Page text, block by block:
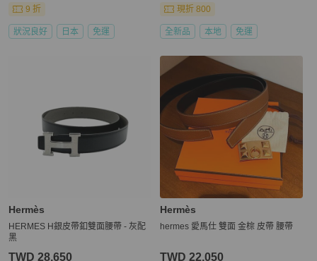
9 折
狀況良好 日本 免運
現折 800
全新品 本地 免運
Hermès
HERMES H銀皮帶釦雙面腰帶 - 灰配
黑
TWD 28,650
Hermès
hermes 愛馬仕 雙面 金棕 皮帶 腰帶
TWD 22,050